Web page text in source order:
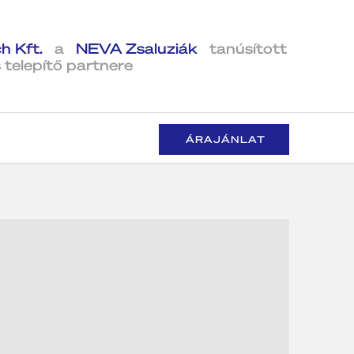
Kft. a NEVA Zsaluziák
tanúsított
telepítő partnere
ÁRAJÁNLAT